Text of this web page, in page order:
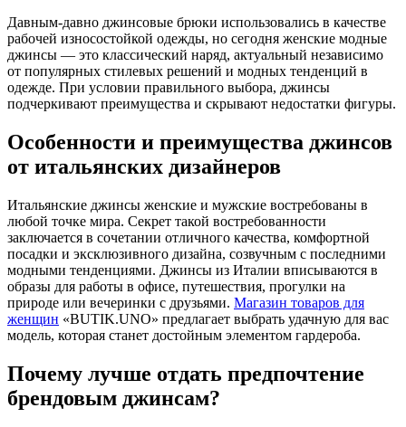
Давным-давно джинсовые брюки использовались в качестве
рабочей износостойкой одежды, но сегодня женские модные
джинсы — это классический наряд, актуальный независимо
от популярных стилевых решений и модных тенденций в
одежде. При условии правильного выбора, джинсы
подчеркивают преимущества и скрывают недостатки фигуры.
Особенности и преимущества джинсов
от итальянских дизайнеров
Итальянские джинсы женские и мужские востребованы в
любой точке мира. Секрет такой востребованности
заключается в сочетании отличного качества, комфортной
посадки и эксклюзивного дизайна, созвучным с последними
модными тенденциями. Джинсы из Италии вписываются в
образы для работы в офисе, путешествия, прогулки на
природе или вечеринки с друзьями. Магазин товаров для
женщин «BUTIK.UNO» предлагает выбрать удачную для вас
модель, которая станет достойным элементом гардероба.
Почему лучше отдать предпочтение
брендовым джинсам?